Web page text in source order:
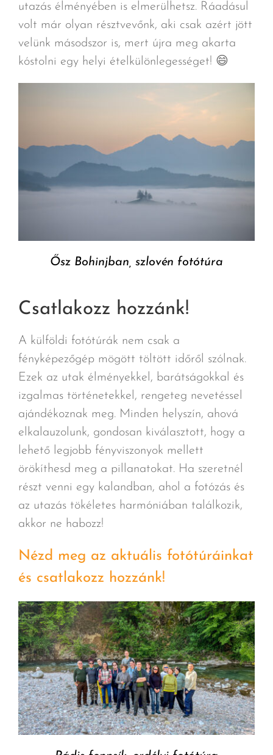
utazás élményében is elmerülhetsz. Ráadásul
volt már olyan résztvevőnk, aki csak azért jött
velünk másodszor is, mert újra meg akarta
kóstolni egy helyi ételkülönlegességet! 😄
Ősz Bohinjban, szlovén fotótúra
Csatlakozz hozzánk!
A külföldi fotótúrák nem csak a
fényképezőgép mögött töltött időről szólnak.
Ezek az utak élményekkel, barátságokkal és
izgalmas történetekkel, rengeteg nevetéssel
ajándékoznak meg. Minden helyszín, ahová
elkalauzolunk, gondosan kiválasztott, hogy a
lehető legjobb fényviszonyok mellett
örökíthesd meg a pillanatokat. Ha szeretnél
részt venni egy kalandban, ahol a fotózás és
az utazás tökéletes harmóniában találkozik,
akkor ne habozz!
Nézd meg az aktuális fotótúráinkat
és csatlakozz hozzánk!